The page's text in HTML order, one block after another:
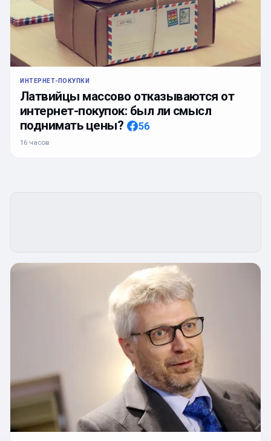
ИНТЕРНЕТ-ПОКУПКИ
Латвийцы массово отказываются от
интернет-покупок: был ли смысл
поднимать цены?
56
16 часов